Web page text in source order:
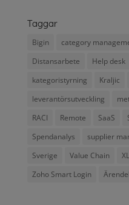
Taggar
Bigin category
Distansarbete
Help desk
kategoristyrning
Kraljic
leverantörsutveckling
RACI
Remote SaaS
Spendanalys
supplier
Sverige
Value Chain
Zoho Smart Login